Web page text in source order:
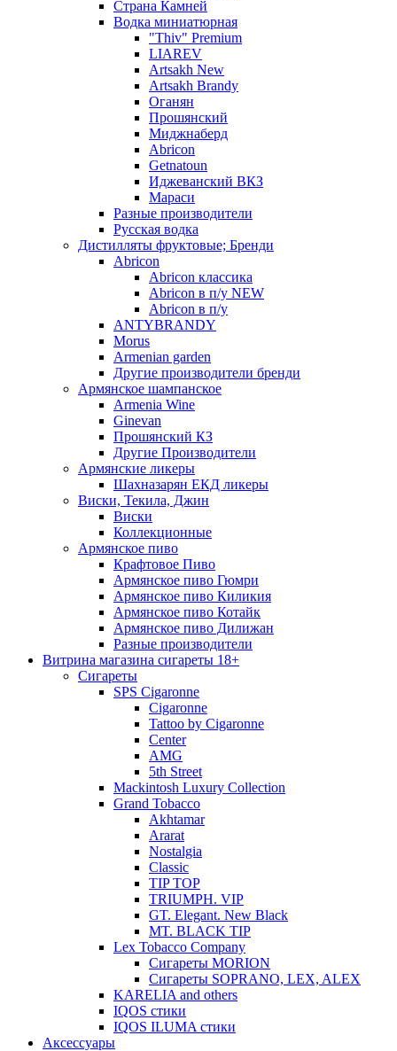
Страна Камней
Водка миниатюрная
"Thiv" Premium
LIAREV
Artsakh New
Artsakh Brandy
Оганян
Прошянский
Миджнаберд
Abricon
Getnatoun
Иджеванский ВКЗ
Мараси
Разные производители
Русская водка
Дистилляты фруктовые; Бренди
Abricon
Abricon классика
Abricon в п/у NEW
Abricon в п/у
ANTYBRANDY
Morus
Armenian garden
Другие производители бренди
Армянское шампанское
Armenia Wine
Ginevan
Прошянский КЗ
Другие Производители
Армянские ликеры
Шахназарян ЕКД ликеры
Виски, Текила, Джин
Виски
Коллекционные
Армянское пиво
Крафтовое Пиво
Армянское пиво Гюмри
Армянское пиво Киликия
Армянское пиво Котайк
Армянское пиво Дилижан
Разные производители
Витрина магазина сигареты 18+
Cигареты
SPS Cigaronne
Сigaronne
Tattoo by Cigaronne
Center
AMG
5th Street
Mackintosh Luxury Collection
Grand Tobacco
Akhtamar
Ararat
Nostalgia
Classic
TIP TOP
TRIUMPH. VIP
GT. Elegant. New Black
MT. BLACK TIP
Lex Tobacco Company
Сигареты MORION
Сигареты SOPRANO, LEX, ALEX
KARELIA and others
IQOS стики
IQOS ILUMA стики
Аксессуары